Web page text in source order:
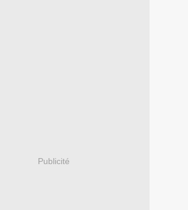
Publicité